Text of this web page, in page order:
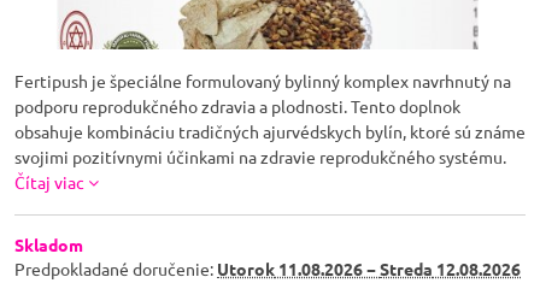
Fertipush je špeciálne formulovaný bylinný komplex navrhnutý na
podporu reprodukčného zdravia a plodnosti. Tento doplnok
obsahuje kombináciu tradičných ajurvédskych bylín, ktoré sú známe
svojimi pozitívnymi účinkami na zdravie reprodukčného systému.
Čítaj viac
Skladom
Predpokladané doručenie: Utorok 11.08.2026 −Streda 12.08.2026